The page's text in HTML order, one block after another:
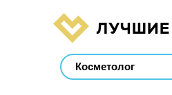
ЛУЧШИЕ